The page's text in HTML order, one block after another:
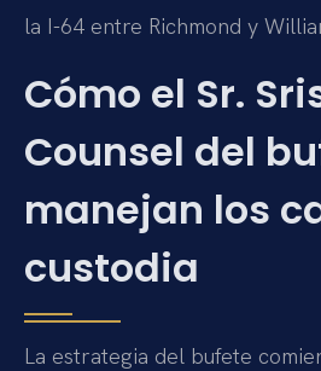
la I-64 entre Richmond y
Cómo el Sr.
Counsel del
manejan los
custodia
La estrategia del bufete